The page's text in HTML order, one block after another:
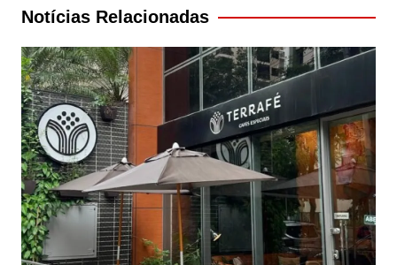
Post
Notícias Relacionadas